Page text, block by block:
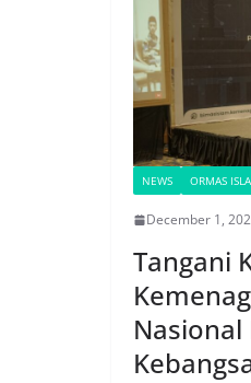
NEWS ORMAS
December 1,
Tangani
Nasional